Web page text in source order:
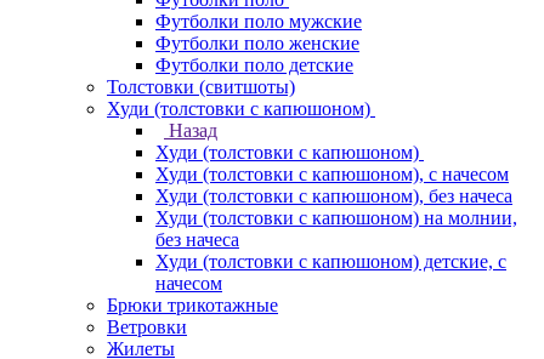
Футболки поло мужские
Футболки поло женские
Футболки поло детские
Толстовки (свитшоты)
Худи (толстовки с капюшоном)
Назад
Худи (толстовки с капюшоном)
Худи (толстовки c капюшоном), с начесом
Худи (толстовки c капюшоном), без начеса
Худи (толстовки с капюшоном) на молнии,
без начеса
Худи (толстовки c капюшоном) детские, с
начесом
Брюки трикотажные
Ветровки
Жилеты